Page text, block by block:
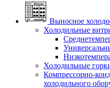
Выносное
Холодильные
Холодильные
Компрессорно-
холодильного